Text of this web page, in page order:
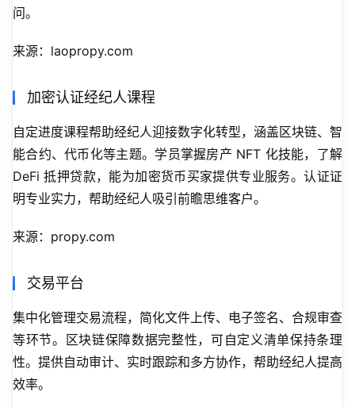
问。
来源：laopropy.com
加密认证经纪人课程
自定进度课程帮助经纪人迎接数字化转型，涵盖区块链、智
能合约、代币化等主题。学员掌握房产 NFT 化技能，了解
DeFi 抵押贷款，能为加密货币买家提供专业服务。认证证
明专业实力，帮助经纪人吸引前瞻思维客户。
来源：propy.com
交易平台
集中化管理交易流程，简化文件上传、电子签名、合规审查
等环节。区块链保障数据完整性，可自定义清单保持条理
性。提供自动审计、实时跟踪和多方协作，帮助经纪人提高
效率。